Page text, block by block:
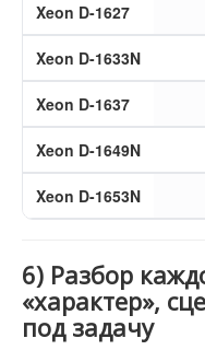
Xeon D-1627
Xeon D-1633N
Xeon D-1637
Xeon D-1649N
Xeon D-1653N
6) Разбор
«характер»,
под задачу